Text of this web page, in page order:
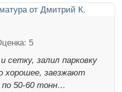
сетку, залил парковку
хорошее, заезжают
50-60 тонн…